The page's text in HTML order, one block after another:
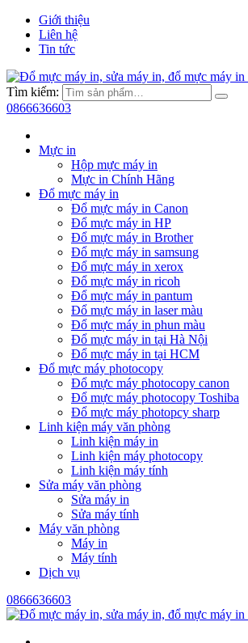
Giới thiệu
Liên hệ
Tin tức
Tìm kiếm:
0866636603
Mực in
Hộp mực máy in
Mực in Chính Hãng
Đổ mực máy in
Đổ mực máy in Canon
Đổ mực máy in HP
Đổ mực máy in Brother
Đổ mực máy in samsung
Đổ mực máy in xerox
Đổ mực máy in ricoh
Đổ mực máy in pantum
Đổ mực máy in laser màu
Đổ mực máy in phun màu
Đổ mực máy in tại Hà Nội
Đổ mực máy in tại HCM
Đổ mực máy photocopy
Đổ mực máy photocopy canon
Đổ mực máy photocopy Toshiba
Đổ mực máy photopcy sharp
Linh kiện máy văn phòng
Linh kiện máy in
Linh kiện máy photocopy
Linh kiện máy tính
Sửa máy văn phòng
Sửa máy in
Sửa máy tính
Máy văn phòng
Máy in
Máy tính
Dịch vụ
0866636603